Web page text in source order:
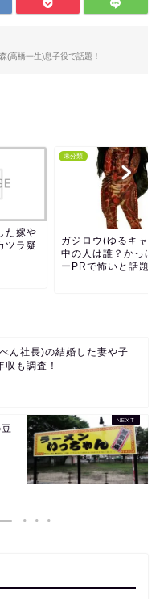
(高橋一生)息子役で話題！
た嫁や
ツラ疑
未分類
ガジロウ(ゆるキャ
中の人は誰？かっぱ
ーPRで怖いと話題
ん社長)の結婚した妻や子
収も調査！